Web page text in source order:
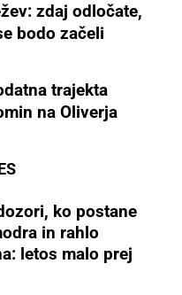
zdaj odločate,
bodo začeli
trajekta
na Oliverja
ko postane
in rahlo
letos malo prej